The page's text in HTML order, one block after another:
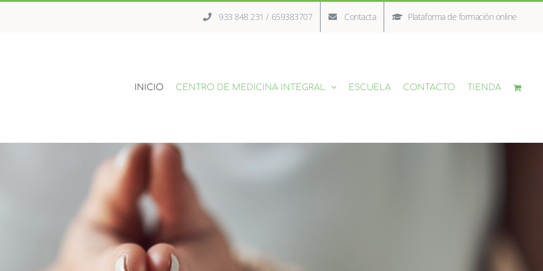
933 848 231 / 659383707 Contacta Plataforma de formación online
INICIO CENTRO DE MEDICINA INTEGRAL ESCUELA CONTACTO TIENDA